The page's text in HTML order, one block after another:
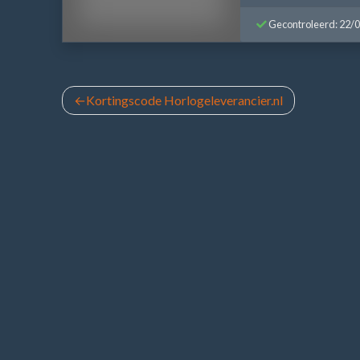
Gecontroleerd: 22/
Bericht
Kortingscode Horlogeleverancier.nl